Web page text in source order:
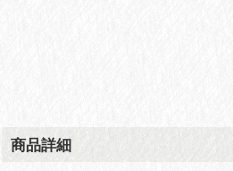
商品詳細